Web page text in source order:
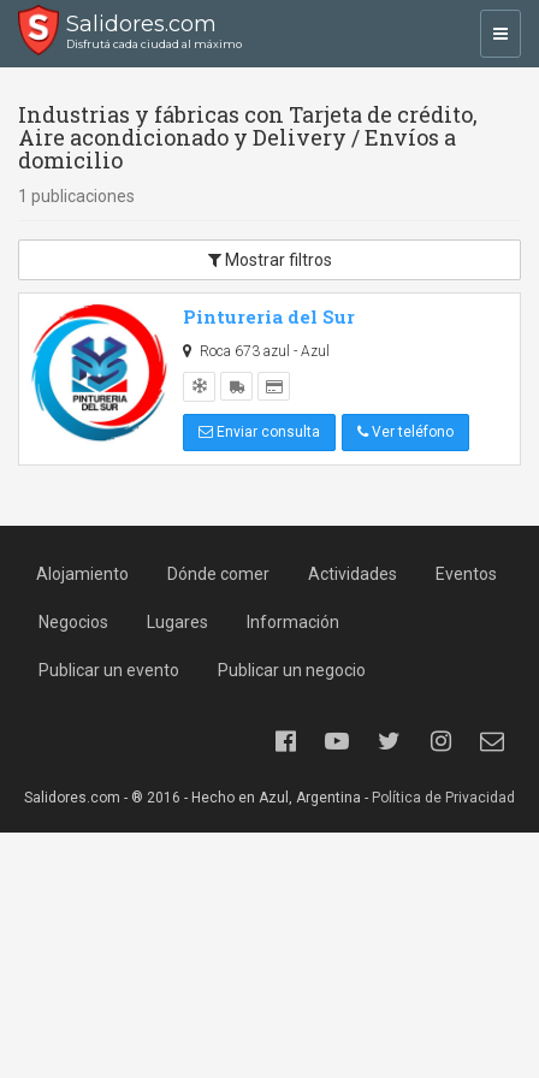
Salidores.com
Disfrutá cada ciudad al máximo
Industrias y fábricas con Tarjeta de crédito,
Aire acondicionado y Delivery / Envíos a
domicilio
1 publicaciones
Mostrar filtros
Pintureria del Sur
Roca 673 azul - Azul
Enviar consulta Ver teléfono
Alojamiento Dónde comer Actividades Eventos
Negocios Lugares Información
Publicar un evento Publicar un negocio
Salidores.com - ® 2016 - Hecho en Azul, Argentina - Política de Privacidad